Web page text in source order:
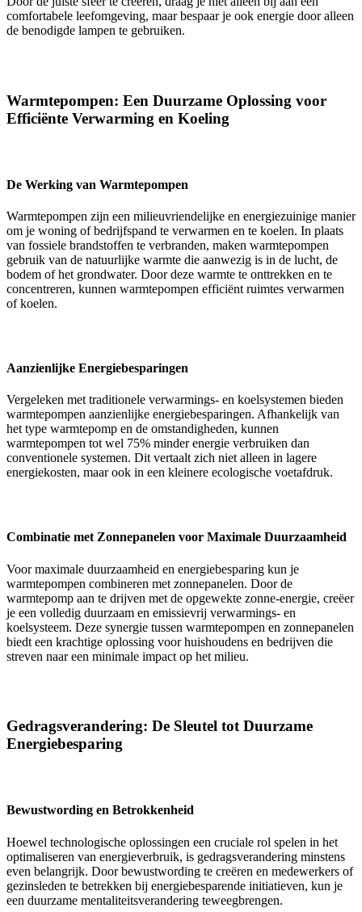
comfortabele leefomgeving, maar bespaar je ook energie door alleen
de benodigde lampen te gebruiken.
Warmtepompen: Een Duurzame Oplossing voor
Efficiënte Verwarming en Koeling
De Werking van Warmtepompen
Warmtepompen zijn een milieuvriendelijke en energiezuinige manier
om je woning of bedrijfspand te verwarmen en te koelen. In plaats
van fossiele brandstoffen te verbranden, maken warmtepompen
gebruik van de natuurlijke warmte die aanwezig is in de lucht, de
bodem of het grondwater. Door deze warmte te onttrekken en te
concentreren, kunnen warmtepompen efficiënt ruimtes verwarmen
of koelen.
Aanzienlijke Energiebesparingen
Vergeleken met traditionele verwarmings- en koelsystemen bieden
warmtepompen aanzienlijke energiebesparingen. Afhankelijk van
het type warmtepomp en de omstandigheden, kunnen
warmtepompen tot wel 75% minder energie verbruiken dan
conventionele systemen. Dit vertaalt zich niet alleen in lagere
energiekosten, maar ook in een kleinere ecologische voetafdruk.
Combinatie met Zonnepanelen voor Maximale Duurzaamheid
Voor maximale duurzaamheid en energiebesparing kun je
warmtepompen combineren met zonnepanelen. Door de
warmtepomp aan te drijven met de opgewekte zonne-energie, creëer
je een volledig duurzaam en emissievrij verwarmings- en
koelsysteem. Deze synergie tussen warmtepompen en zonnepanelen
biedt een krachtige oplossing voor huishoudens en bedrijven die
streven naar een minimale impact op het milieu.
Gedragsverandering: De Sleutel tot Duurzame
Energiebesparing
Bewustwording en Betrokkenheid
Hoewel technologische oplossingen een cruciale rol spelen in het
optimaliseren van energieverbruik, is gedragsverandering minstens
even belangrijk. Door bewustwording te creëren en medewerkers of
gezinsleden te betrekken bij energiebesparende initiatieven, kun je
een duurzame mentaliteitsverandering teweegbrengen.